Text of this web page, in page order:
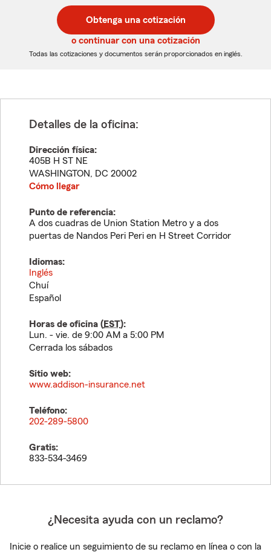
de
5
dígitos
de
5
dígitos
Obtenga una cotización
o continuar con una cotización
Todas las cotizaciones y documentos serán proporcionados en inglés.
Detalles de la oficina:
Dirección física:
405B H ST NE
WASHINGTON, DC 20002
Cómo llegar
Punto de referencia:
A dos cuadras de Union Station Metro y a dos
puertas de Nandos Peri Peri en H Street Corridor
Idiomas:
Inglés
Chuí
Español
Horas de oficina (EST):
Lun. - vie. de 9:00 AM a 5:00 PM
Cerrada los sábados
Sitio web:
www.addison-insurance.net
Teléfono:
202-289-5800
Gratis:
833-534-3469
¿Necesita ayuda con un reclamo?
Inicie o realice un seguimiento de su reclamo en línea o con la